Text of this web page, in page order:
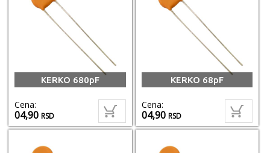
KERKO 680pF
Cena:
04,90RSD
KERKO 68pF
Cena:
04,90RSD